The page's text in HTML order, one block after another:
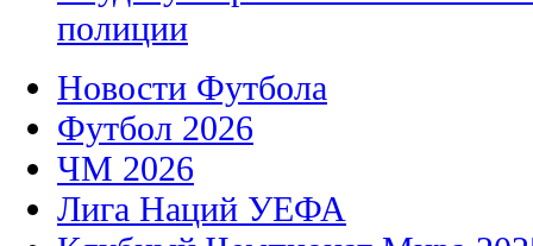
полиции
Новости Футбола
Футбол 2026
ЧМ 2026
Лига Наций УЕФА